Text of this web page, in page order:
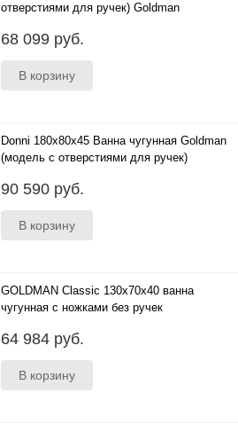
отверстиями для ручек) Goldman
68 099 руб.
Donni 180x80x45 Ванна чугунная Goldman
(модель с отверстиями для ручек)
отдельно. ..
90 590 руб.
GOLDMAN Classic 130х70х40 ванна
чугунная с ножками без ручек
64 984 руб.